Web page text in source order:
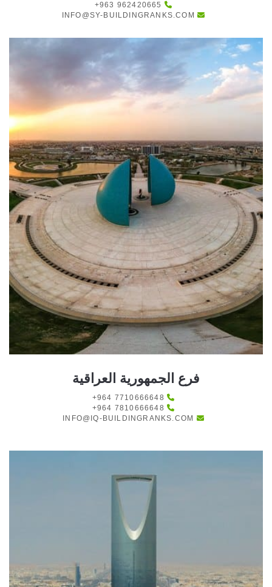
+963 962420665
INFO@SY-BUILDINGRANKS.COM
فرع الجمهورية العراقية
+964 7710666648
+964 7810666648
INFO@IQ-BUILDINGRANKS.COM